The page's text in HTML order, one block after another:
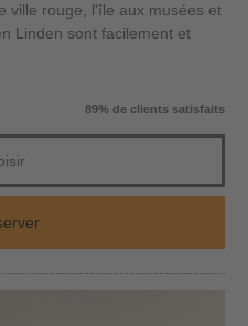
ville rouge, l'île aux musées et
Linden sont facilement et
89% de clients satisfaits